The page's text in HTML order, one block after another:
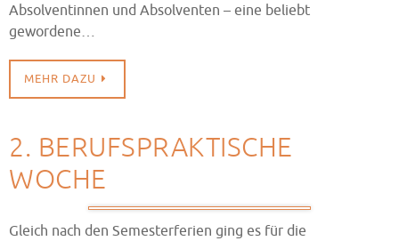
Absolventinnen und Absolventen – eine beliebt
gewordene…
MEHR DAZU
2. BERUFSPRAKTISCHE
WOCHE
Gleich nach den Semesterferien ging es für die